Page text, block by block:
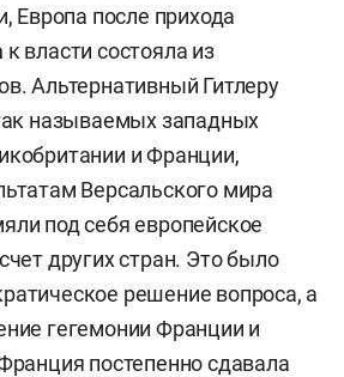
Европа после прихода
к власти состояла из
Альтернативный Гитлеру
называемых западных
и Франции,
Версальского мира
под себя европейское
других стран. Это было
решение вопроса, а
гегемонии Франции и
постепенно сдавала